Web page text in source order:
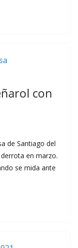
con
de Santiago del
en marzo.
se mida ante